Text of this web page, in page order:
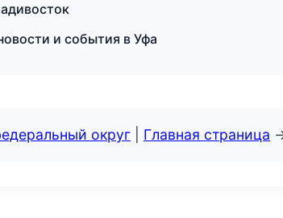
и события в Уфа
округ Главная страница